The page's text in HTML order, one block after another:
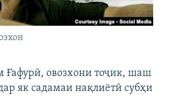
Ғафурӣ, овозхони тоҷик, шаш
як садамаи нақлиётӣ субҳи